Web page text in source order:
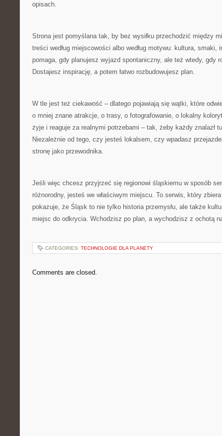
opisach.
Strona jest pomyślana tak, by bez wysiłku przechodzić między
treści według miejscowości albo według motywu: kultura, smaki,
pomaga, gdy planujesz wyjazd spontaniczny, ale też wtedy, gdy
Dostajesz inspirację, a potem łatwo rozbudowujesz plan.
W tle jest też ciekawość – dlatego pojawiają się wątki, które
o mniej znane atrakcje, o trasy, o fotografowanie, o lokalny
żyje i reaguje za realnymi potrzebami – tak, żeby każdy znalazł
Niezależnie od tego, czy jesteś lokalsem, czy wpadasz
stronę jako przewodnika.
Jeśli więc chcesz przyjrzeć się regionowi śląskiemu w sposób
różnorodny, jesteś we właściwym miejscu. To serwis, który
pokazuje, że Śląsk to nie tylko historia przemysłu, ale także
miejsc do odkrycia. Wchodzisz po plan, a wychodzisz z ochotą
CATEGORIES: TECHNOLOGIE DLA PLANETY
Comments are closed.